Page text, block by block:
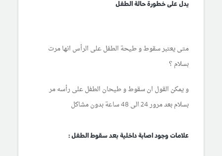
يدل على خطورة حالة الطفل
متى يعتبر سقوط و طيحة الطفل على الرأس انها مرت
بسلام ؟
و يمكن القول ان سقوط و طيحان الطفل على رأسه مر
بسلام بعد مرور 24 الى 48 ساعة بدون مشاكل
علامات وجود اصابة داخلية بعد سقوط الطفل :